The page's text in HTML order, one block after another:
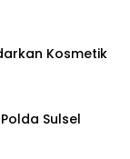
Kosmetik
Sulsel